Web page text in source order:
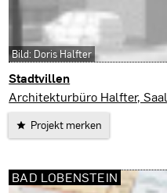
Stadtvillen
Weimar
Architekturbüro Halfter,
Projekt merken
Bild: Doris Halfter
BAD LOBENSTEIN